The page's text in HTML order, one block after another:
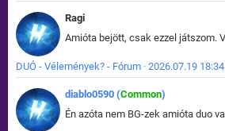
Ragi
DUÓ - Vélemények? - Fórum · 2026.07.19 18:34
diablo0590 (Common)